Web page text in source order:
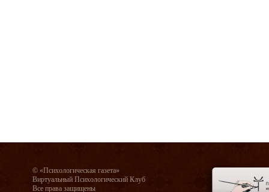
© «Психологическая газета»
Виртуальный Психологический Клуб
Все права защищены